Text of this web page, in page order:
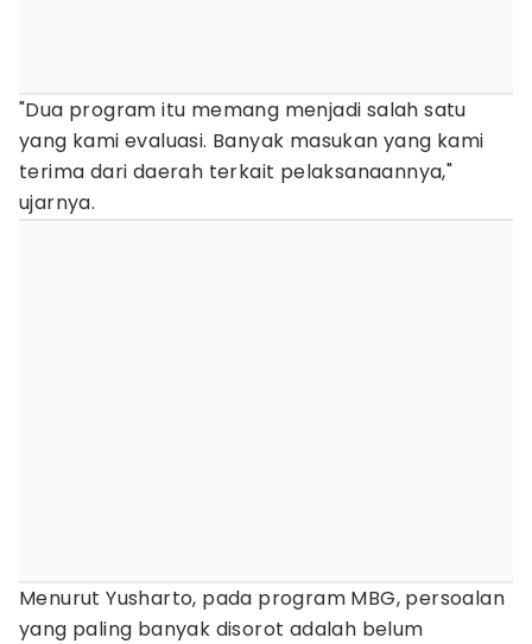
"Dua program itu memang menjadi salah satu
yang kami evaluasi. Banyak masukan yang kami
terima dari daerah terkait pelaksanaannya,"
ujarnya.
Menurut Yusharto, pada program MBG, persoalan
yang paling banyak disorot adalah belum